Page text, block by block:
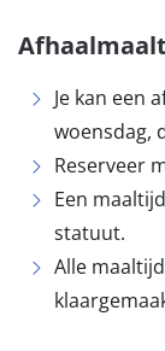
Je kan een
woensdag,
Reserveer
Een
statuut.
Alle